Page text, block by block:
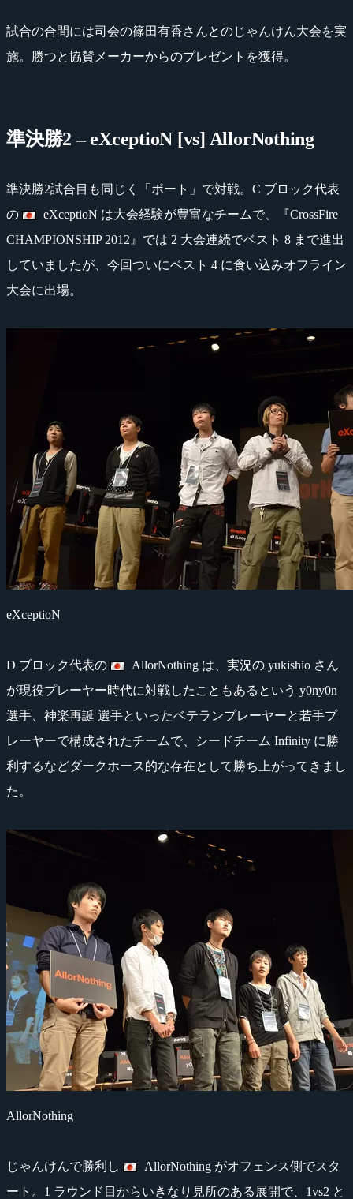
試合の合間には司会の篠田有香さんとのじゃんけん大会を実
施。勝つと協賛メーカーからのプレゼントを獲得。
準決勝2 – eXceptioN [vs] AllorNothing
準決勝2試合目も同じく「ポート」で対戦。C ブロック代表
の
eXceptioN は大会経験が豊富なチームで、『CrossFire
CHAMPIONSHIP 2012』では 2 大会連続でベスト 8 まで進出
していましたが、今回ついにベスト 4 に食い込みオフライン
大会に出場。
eXceptioN
D ブロック代表の
AllorNothing は、実況の yukishio さん
が現役プレーヤー時代に対戦したこともあるという y0ny0n
選手、神楽再誕 選手といったベテランプレーヤーと若手プ
レーヤーで構成されたチームで、シードチーム Infinity に勝
利するなどダークホース的な存在として勝ち上がってきまし
た。
AllorNothing
じゃんけんで勝利し
AllorNothing がオフェンス側でスタ
ート。1 ラウンド目からいきなり見所のある展開で、1vs2 と